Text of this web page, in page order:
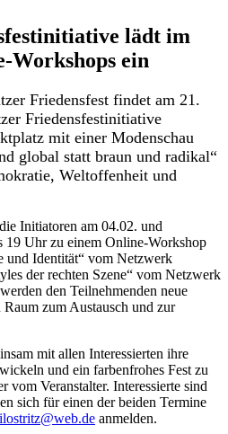
lädt im
Workshops ein
Friedensfest findet am 21.
Friedensfestinitiative
mit einer Modenschau
global statt braun und radikal“
Weltoffenheit und
Initiatoren am 04.02. und
19 Uhr zu einem Online-Workshop
und Identität“ vom Netzwerk
der rechten Szene“ vom Netzwerk
den Teilnehmenden neue
zum Austausch und zur
mit allen Interessierten ihre
und ein farbenfrohes Fest zu
vom Veranstalter. Interessierte sind
sich für einen der beiden Termine
anmelden.